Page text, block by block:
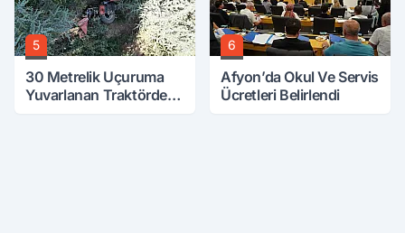
5
30 Metrelik Uçuruma
Yuvarlanan Traktörden
6
Afyon’da Okul Ve Servis
Ücretleri Belirlendi